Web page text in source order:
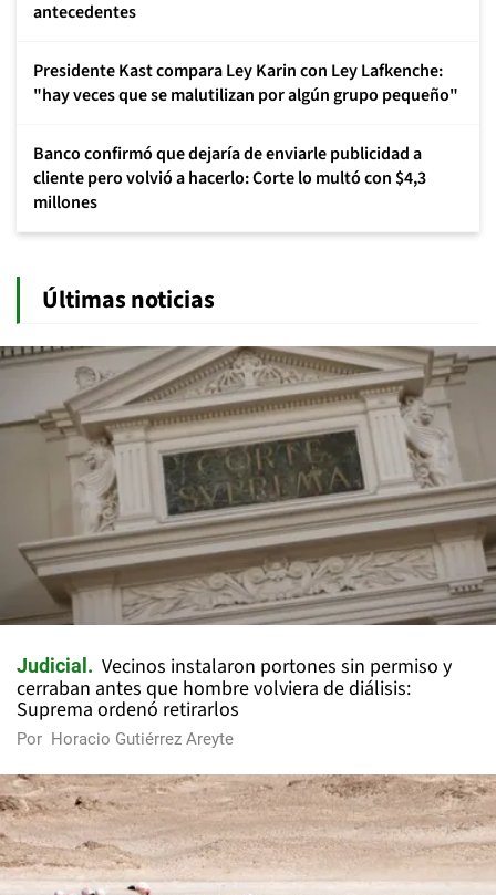
antecedentes
Presidente Kast compara Ley Karin con Ley Lafkenche:
"hay veces que se malutilizan por algún grupo pequeño"
Banco confirmó que dejaría de enviarle publicidad a
cliente pero volvió a hacerlo: Corte lo multó con $4,3
millones
Últimas noticias
Judicial
Vecinos instalaron portones sin permiso y
cerraban antes que hombre volviera de diálisis:
Suprema ordenó retirarlos
Por Horacio Gutiérrez Areyte